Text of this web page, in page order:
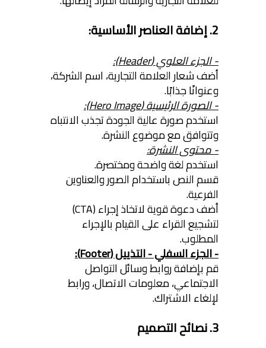
2. إضافة العناصر الأساسية:
- الجزء العلوي (Header):
أضف شعار العلامة التجارية، اسم الشركة،
وعنوانًا جذابًا.
- الصورة الرئيسية (Hero Image):
استخدم صورة عالية الجودة تجذب الانتباه
وتتوافق مع موضوع النشرة.
- محتوى النشرة:
استخدم لغة واضحة ومختصرة.
قسم النص باستخدام الصور والعناوين
الفرعية.
أضف دعوة قوية لاتخاذ إجراء (CTA)
لتشجيع القراء على القيام بالإجراء
المطلوب.
- الجزء السفلي - التذييل (Footer):
قم بإضافة روابط وسائل التواصل
الاجتماعي، معلومات الاتصال، ورابط
لإلغاء الاشتراك.
3. نصائح التصميم